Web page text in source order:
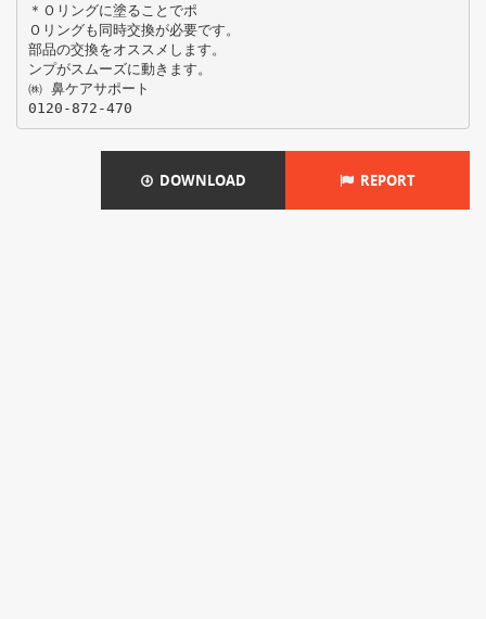
＊Ｏリングに塗ることでポ
Ｏリングも同時交換が必要です。
部品の交換をオススメします。
ンプがスムーズに動きます。
㈱ 鼻ケアサポート
DOWNLOAD REPORT